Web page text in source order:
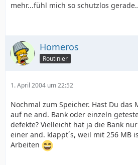
mehr...fühl mich so schutzlos
Homeros
Routinier
1. April 2004 um 22:52
Nochmal zum Speicher. Hast Du das
auf ne and. Bank oder einzeln
defekte? Vielleicht hat ja die Bank
einer and. klappt´s, weil mit 256 MB
Arbeiten